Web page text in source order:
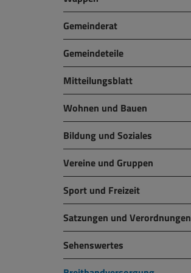
Gemeinderat
Gemeindeteile
Mitteilungsblatt
Wohnen und Bauen
Bildung und Soziales
Vereine und Gruppen
Sport und Freizeit
Satzungen und Verordnungen
Sehenswertes